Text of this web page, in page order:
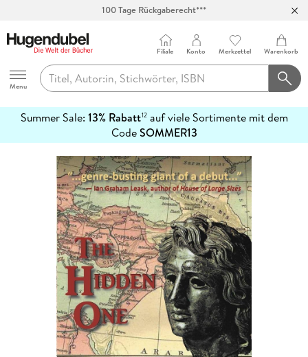
Hugendubel
Menu
Filiale Konto Merkzettel Warenkorb
Summer Sale: 13% Rabatt12auf viele Sortimente mit dem
CodeSOMMER13
erfahren